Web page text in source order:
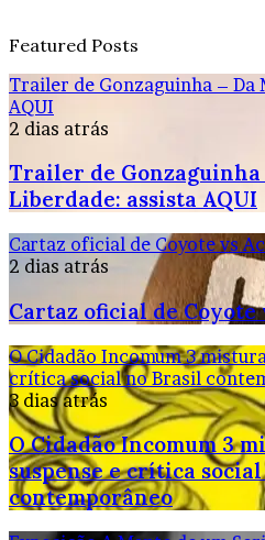
Featured Posts
Trailer de Gonzaguinha – Da
AQUI
2 dias atrás
Trailer de Gonzaguinha
Liberdade: assista AQUI
Cartaz oficial de Coyote vs
2 dias atrás
Cartaz oficial de
O Cidadão Incomum 3
crítica social no Brasil
3 dias atrás
O Cidadão Incomum 3
suspense e crítica
contemporâneo